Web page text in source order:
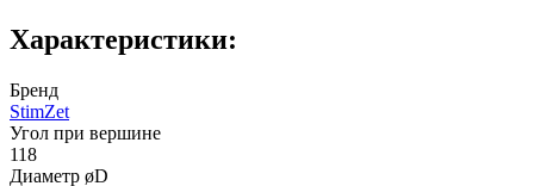
Характеристики:
Бренд
StimZet
Угол при вершине
118
Диаметр øD